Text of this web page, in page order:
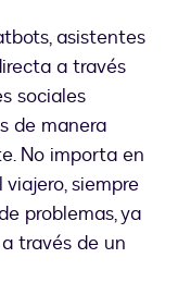
asistentes
a través
sociales
de manera
No importa en
siempre
problemas, ya
través de un